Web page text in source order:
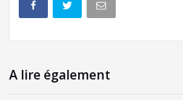
A lire également